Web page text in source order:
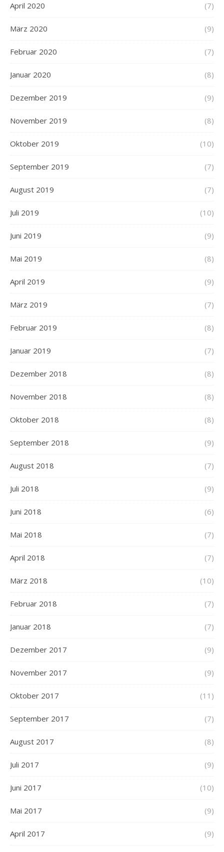
April 2020 (7)
März 2020 (9)
Februar 2020 (7)
Januar 2020 (8)
Dezember 2019 (9)
November 2019 (8)
Oktober 2019 (10)
September 2019 (7)
August 2019 (7)
Juli 2019 (10)
Juni 2019 (9)
Mai 2019 (8)
April 2019 (9)
März 2019 (7)
Februar 2019 (8)
Januar 2019 (7)
Dezember 2018 (8)
November 2018 (8)
Oktober 2018 (8)
September 2018 (9)
August 2018 (7)
Juli 2018 (9)
Juni 2018 (6)
Mai 2018 (7)
April 2018 (7)
März 2018 (10)
Februar 2018 (7)
Januar 2018 (7)
Dezember 2017 (9)
November 2017 (9)
Oktober 2017 (11)
September 2017 (7)
August 2017 (8)
Juli 2017 (9)
Juni 2017 (10)
Mai 2017 (9)
April 2017 (9)